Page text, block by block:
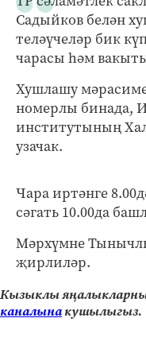
Садыйков белән
теләүчеләр бик
чарасы һәм
Хушлашу
номерлы бинада,
институтының
узачак.
Чара иртәнге
сәгать 10.00да
Мәрхүмне
җирлиләр.
Кызыклы яңалыкларны
каналынакушылыгыз.